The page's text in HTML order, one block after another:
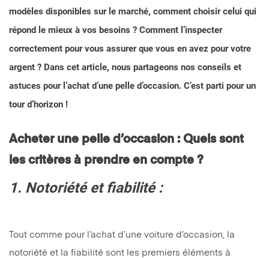
modèles disponibles sur le marché, comment choisir celui qui
répond le mieux à vos besoins ? Comment l’inspecter
correctement pour vous assurer que vous en avez pour votre
argent ? Dans cet article, nous partageons nos conseils et
astuces pour l’achat d’une pelle d’occasion. C’est parti pour un
tour d’horizon !
Acheter une pelle d’occasion : Quels sont
les critères à prendre en compte ?
1. Notoriété et fiabilité :
Tout comme pour l’achat d’une voiture d’occasion, la
notoriété et la fiabilité sont les premiers éléments à